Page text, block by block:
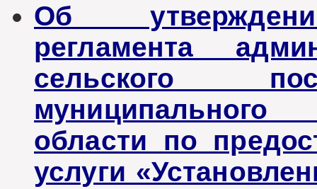
Об
регламента
сельского
муниципального
области по
услуги